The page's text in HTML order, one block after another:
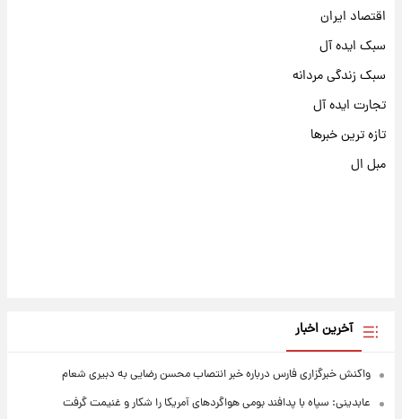
اقتصاد ایران
سبک ایده آل
سبک زندگی مردانه
تجارت ایده آل
تازه ترین خبرها
مبل ال
آخرین اخبار
واکنش خبرگزاری فارس درباره خبر انتصاب محسن رضایی به دبیری شعام
عابدینی: سپاه با پدافند بومی هواگردهای آمریکا را شکار و غنیمت گرفت